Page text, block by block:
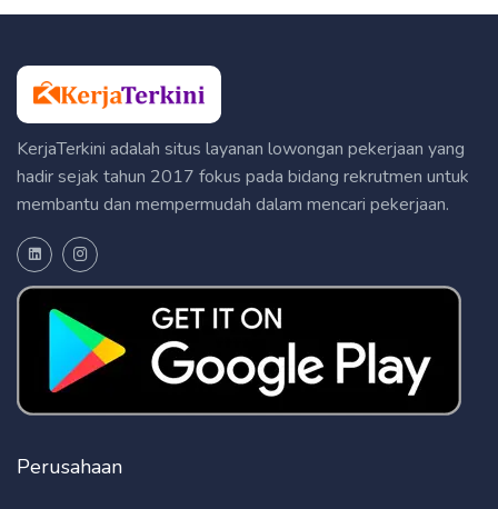
KerjaTerkini adalah situs layanan lowongan pekerjaan yang
hadir sejak tahun 2017 fokus pada bidang rekrutmen untuk
membantu dan mempermudah dalam mencari pekerjaan.
Perusahaan